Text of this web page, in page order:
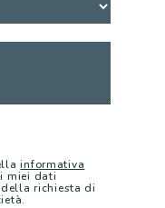
informativa
miei dati
richiesta di